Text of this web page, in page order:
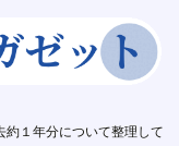
１年分について整理して